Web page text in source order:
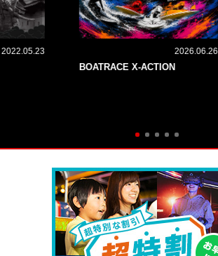
2022.05.23 2026.06.26
BOATRACE X-ACTION